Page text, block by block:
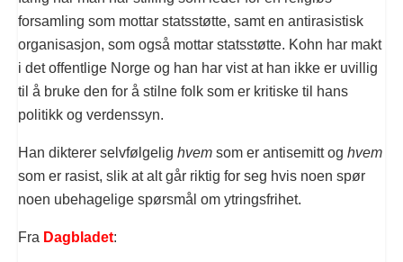
forsamling som mottar statsstøtte, samt en antirasistisk
organisasjon, som også mottar statsstøtte. Kohn har makt
i det offentlige Norge og han har vist at han ikke er uvillig
til å bruke den for å stilne folk som er kritiske til hans
politikk og verdenssyn.
Han dikterer selvfølgelig hvem som er antisemitt og hvem
som er rasist, slik at alt går riktig for seg hvis noen spør
noen ubehagelige spørsmål om ytringsfrihet.
Fra Dagbladet: